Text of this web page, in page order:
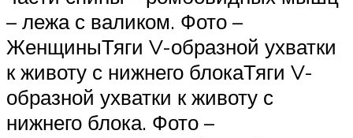
– лежа с валиком. Фото –
ЖенщиныТяги V-образной ухватки
к животу с нижнего блокаТяги V-
образной ухватки к животу с
нижнего блока. Фото –